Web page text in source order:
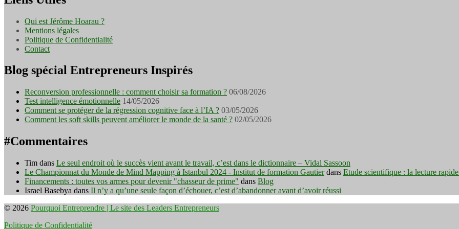
Qui est Jérôme Hoarau ?
Mentions légales
Politique de Confidentialité
Contact
Blog spécial Entrepreneurs Inspirés
Reconversion professionnelle : comment choisir sa formation ? 06/08/2026
Test intelligence émotionnelle 14/05/2026
Comment se protéger de la régression cognitive face à l’IA ? 03/05/2026
Comment les soft skills peuvent améliorer le monde de la santé ? 02/05/2026
#Commentaires
Tim dans Le seul endroit où le succès vient avant le travail, c’est dans le dictionnaire – Vidal Sassoon
Le Championnat du Monde de Mind Mapping à Istanbul 2024 - Institut de formation Gautierdans Etude scientifique : la lecture
Financements : toutes vos armes pour devenir "chasseur de prime" dans Blog
Israel Basebya dans Il n’y a qu’une seule façon d’échouer, c’est d’abandonner avant d’avoir réussi
© 2026 Pourquoi Entreprendre | Le site des Leaders Entrepreneurs
Politique de Confidentialité